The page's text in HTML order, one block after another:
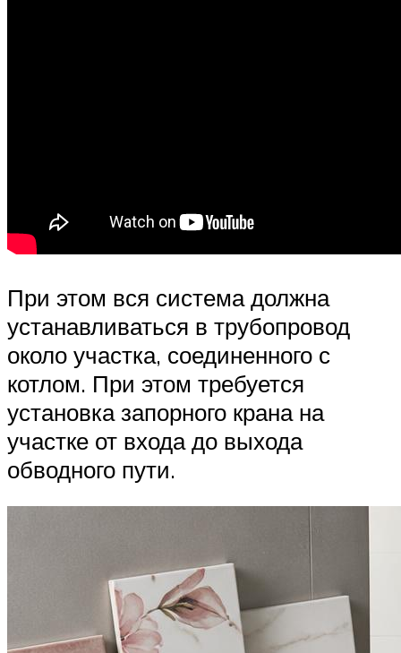
При этом вся система должна
устанавливаться в трубопровод
около участка, соединенного с
котлом. При этом требуется
установка запорного крана на
участке от входа до выхода
обводного пути.